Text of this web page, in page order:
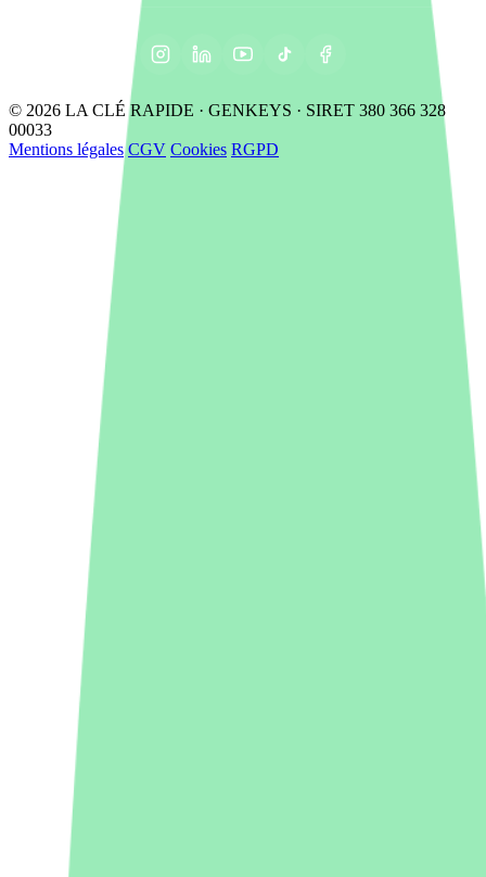
© 2026 LA CLÉ RAPIDE · GENKEYS · SIRET 380 366 328
00033
Mentions légales CGV Cookies RGPD